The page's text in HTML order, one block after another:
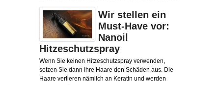
Wir stellen ein
Must-Have vor:
Nanoil
Hitzeschutzspray
Wenn Sie keinen Hitzeschutzspray verwenden,
setzen Sie dann Ihre Haare den Schäden aus. Die
Haare verlieren nämlich an Keratin und werden